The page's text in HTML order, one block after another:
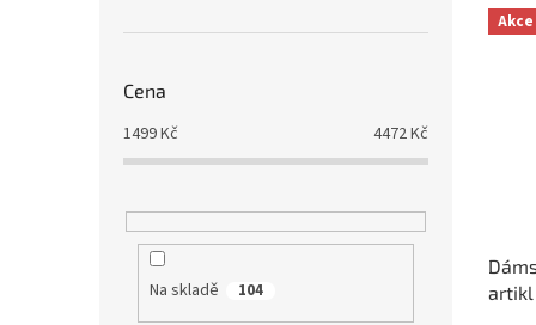
Cena
1499Kč 4472Kč
Na skladě 104
Akce
artikl